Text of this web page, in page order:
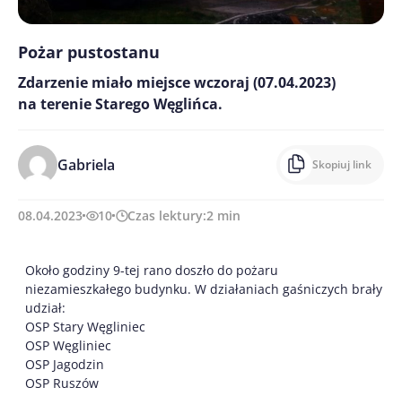
Pożar pustostanu
Zdarzenie miało miejsce wczoraj (07.04.2023)
na terenie Starego Węglińca.
Gabriela Skopiuj link
08.04.2023 10 Czas lektury:2 min
Około godziny 9-tej rano doszło do pożaru
niezamieszkałego budynku. W działaniach gaśniczych brały
udział:
OSP Stary Węgliniec
OSP Węgliniec
OSP Jagodzin
OSP Ruszów